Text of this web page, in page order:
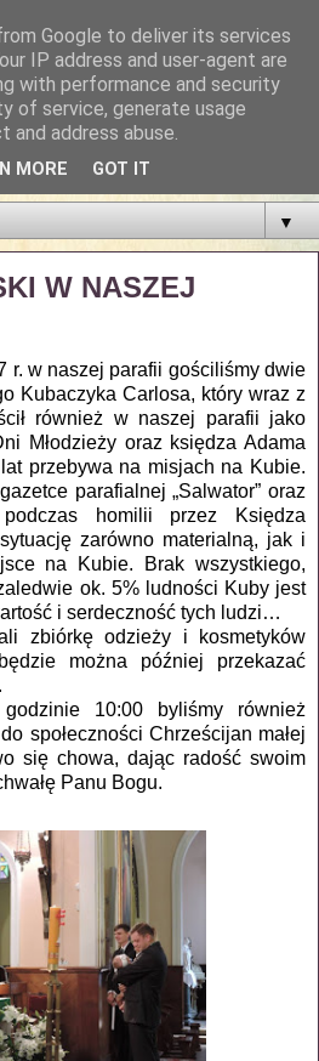
ZBAWICIELA W ŁODZI
▼
W NASZEJ
r. w naszej parafii gościliśmy dwie
Kubaczyka Carlosa, który wraz z
również w naszej parafii jako
Młodzieży oraz księdza Adama
przebywa na misjach na Kubie.
parafialnej „Salwator” oraz
homilii przez Księdza
zarówno materialną, jak i
na Kubie. Brak wszystkiego,
ok. 5% ludności Kuby jest
i serdeczność tych ludzi…
zbiórkę odzieży i kosmetyków
można później przekazać
10:00 byliśmy również
społeczności Chrześcijan małej
się chowa, dając radość swoim
Panu Bogu.
Google to deliver its services
IP address and user-agent are
with performance and security
of service, generate usage
address abuse.
MORE GOT IT